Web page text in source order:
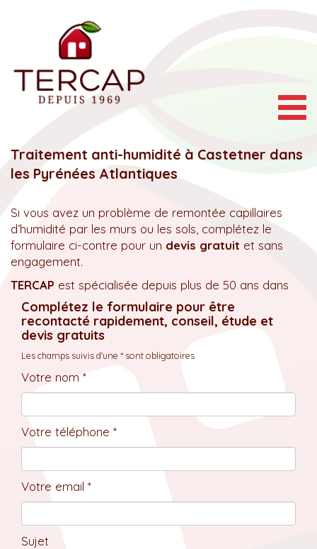
Traitement anti-humidité à Castetner dans
les Pyrénées Atlantiques
Si vous avez un problème de remontée capillaires
d’humidité par les murs ou les sols, complétez le
formulaire ci-contre pour un devis gratuit et sans
engagement.
TERCAP est spécialisée depuis plus de 50 ans dans
Complétez le formulaire pour être
recontacté rapidement, conseil, étude et
devis gratuits
Les champs suivis d'une * sont obligatoires
Votre nom *
Votre téléphone *
Votre email *
Sujet